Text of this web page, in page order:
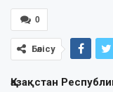
0
Бөлісу
Қазақстан